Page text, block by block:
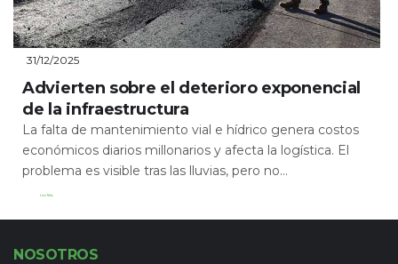
31/12/2025
Advierten sobre el deterioro exponencial
de la infraestructura
La falta de mantenimiento vial e hídrico genera costos
económicos diarios millonarios y afecta la logística. El
problema es visible tras las lluvias, pero no...
Leer Más
NOSOTROS